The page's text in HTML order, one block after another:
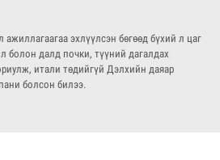
ажиллагаагаа эхлүүлсэн бөгөөд бүхий л цаг
болон далд почки, түүний дагалдах
итали төдийгүй Дэлхийн даяар
болсон билээ.